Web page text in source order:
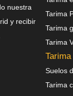
nuestra
y recibir
Tarima
Tarima
Tarima
Suelos
Tarima